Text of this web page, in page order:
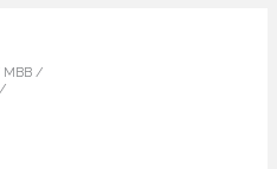
MBB /
/